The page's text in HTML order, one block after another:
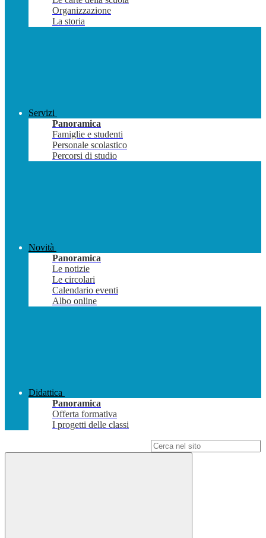
Organizzazione
La storia
Servizi
Panoramica
Famiglie e studenti
Personale scolastico
Percorsi di studio
Novità
Panoramica
Le notizie
Le circolari
Calendario eventi
Albo online
Didattica
Panoramica
Offerta formativa
I progetti delle classi